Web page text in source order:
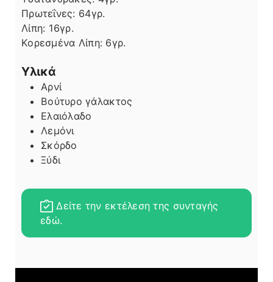
Πρωτεΐνες: 64γρ.
Λίπη
Λίπη: 16γρ.
Κορεσμένα Λίπη: 6γρ.
Υλικά
Αρνί
Βούτυρο γάλακτος
Ελαιόλαδο
Λεμόνι
Σκόρδο
Ξύδι
Δείτε την εκτέλεση της συνταγής
εδώ.